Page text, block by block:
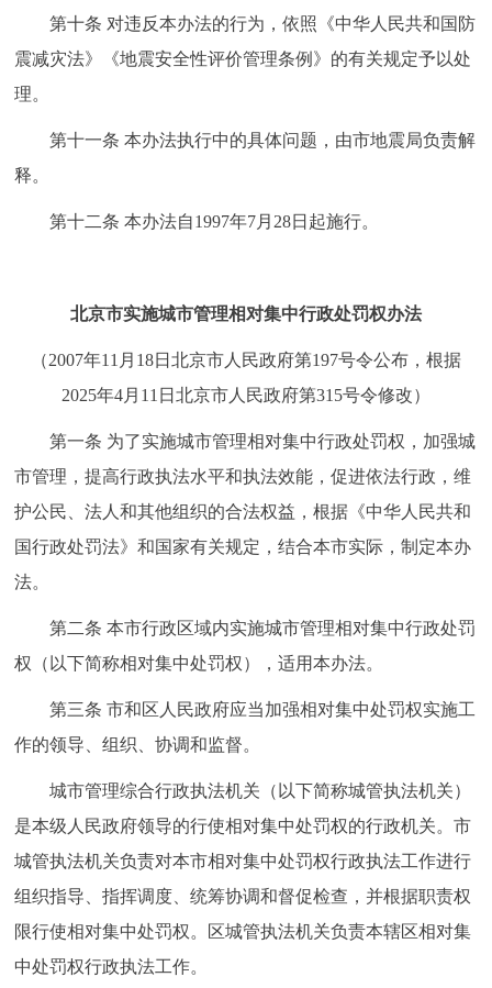
第十条 对违反本办法的行为，依照《中华人民共和国防
震减灾法》《地震安全性评价管理条例》的有关规定予以处
理。
第十一条 本办法执行中的具体问题，由市地震局负责解
释。
第十二条 本办法自1997年7月28日起施行。
北京市实施城市管理相对集中行政处罚权办法
（2007年11月18日北京市人民政府第197号令公布，根据
2025年4月11日北京市人民政府第315号令修改）
第一条 为了实施城市管理相对集中行政处罚权，加强城
市管理，提高行政执法水平和执法效能，促进依法行政，维
护公民、法人和其他组织的合法权益，根据《中华人民共和
国行政处罚法》和国家有关规定，结合本市实际，制定本办
法。
第二条 本市行政区域内实施城市管理相对集中行政处罚
权（以下简称相对集中处罚权），适用本办法。
第三条 市和区人民政府应当加强相对集中处罚权实施工
作的领导、组织、协调和监督。
城市管理综合行政执法机关（以下简称城管执法机关）
是本级人民政府领导的行使相对集中处罚权的行政机关。市
城管执法机关负责对本市相对集中处罚权行政执法工作进行
组织指导、指挥调度、统筹协调和督促检查，并根据职责权
限行使相对集中处罚权。区城管执法机关负责本辖区相对集
中处罚权行政执法工作。